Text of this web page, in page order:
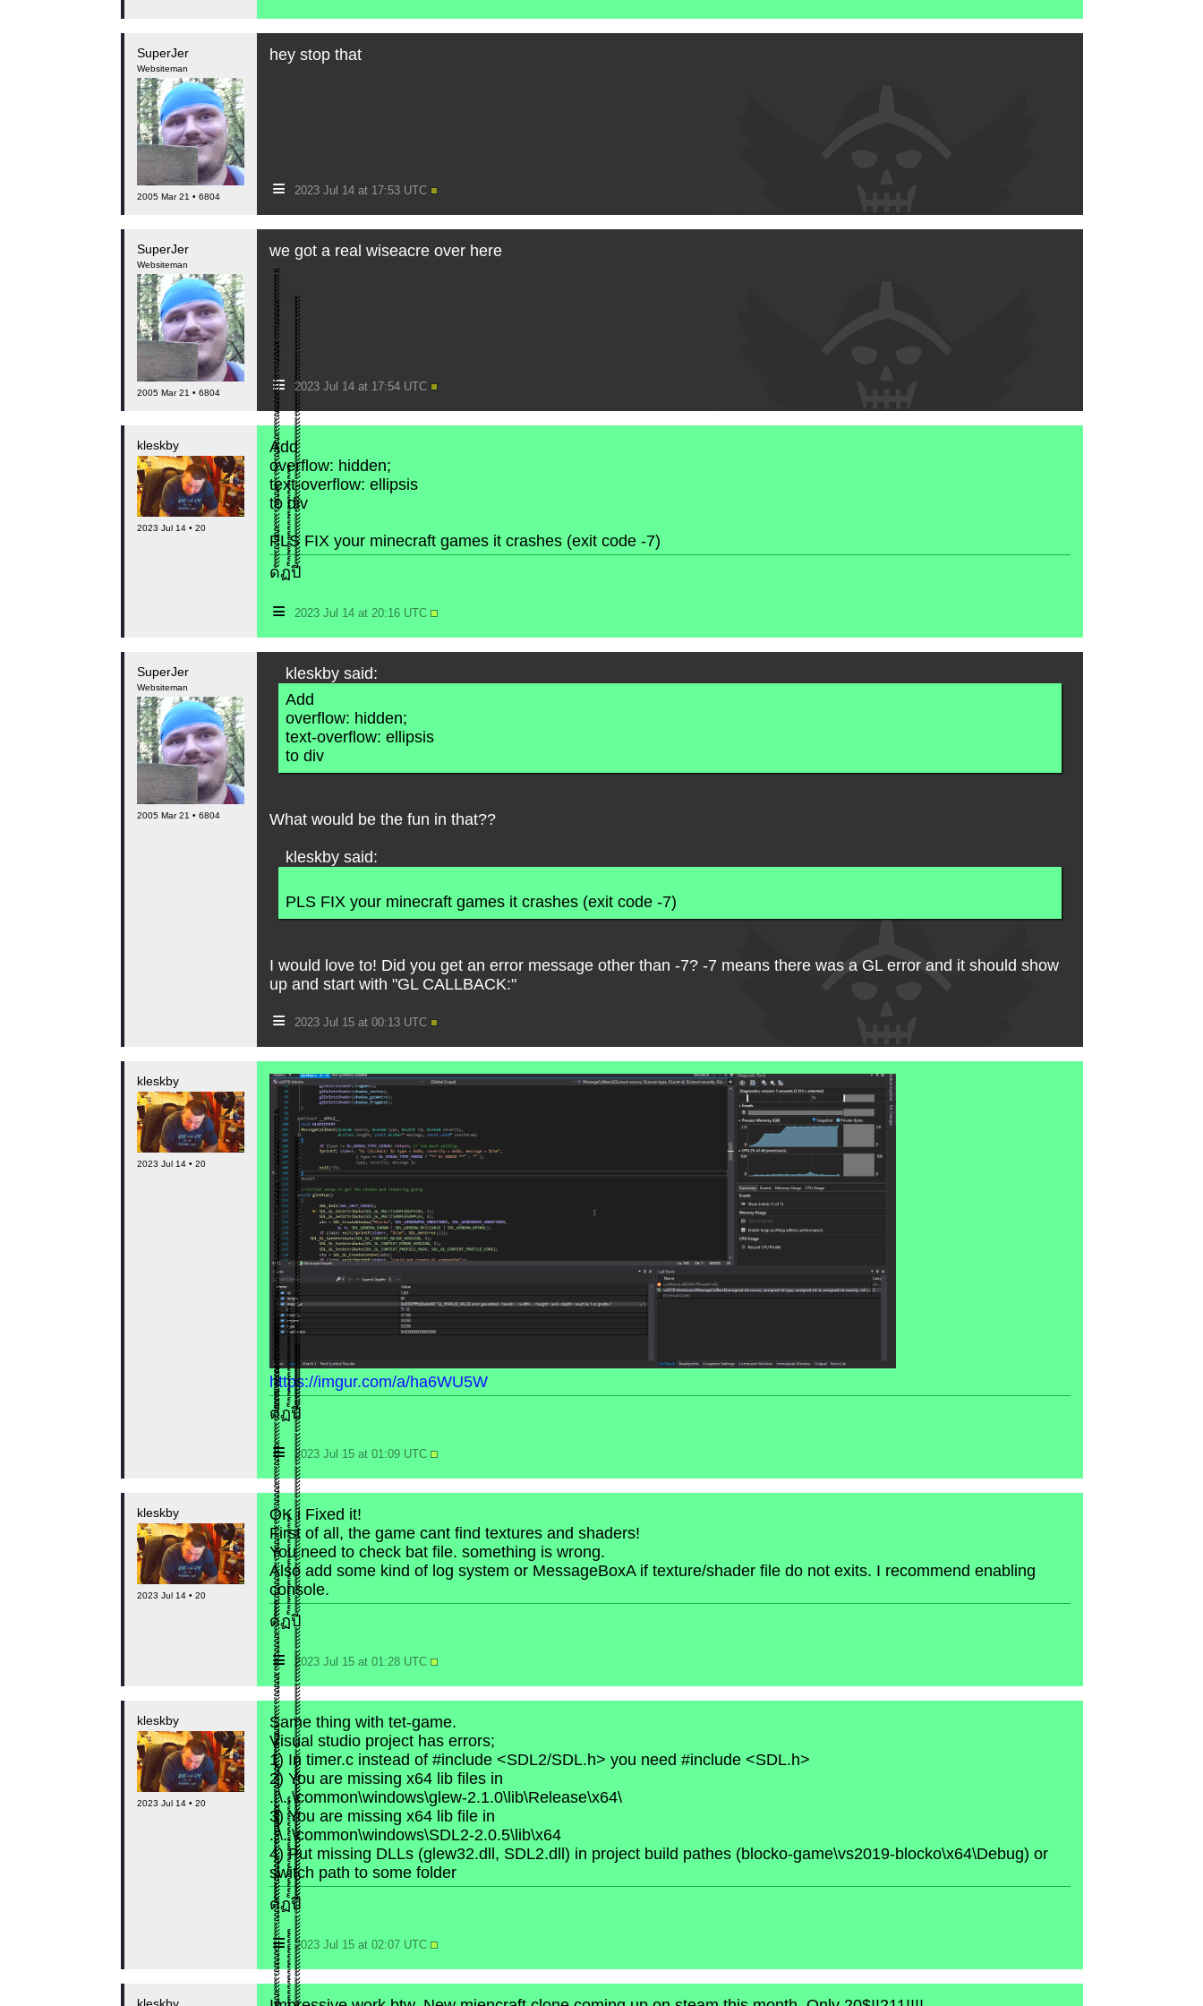
SuperJer
Websiteman
2005 Mar 21 • 6804
hey stop that
≡ 2023 Jul 14 at 17:53 UTC
SuperJer
Websiteman
2005 Mar 21 • 6804
we got a real wiseacre over here
≡ 2023 Jul 14 at 17:54 UTC
kleskby
2023 Jul 14 • 20
Add
overflow: hidden;
text-overflow: ellipsis
to div
PLS FIX your minecraft games it crashes (exit code -7)
​ด้้้้้็็็็็้้้้้็็็็็้้้้้้้้็็็็็้้้้้็็็็็้้้้้้้้็็็็็้้้้้็็็็็้้้้้้้้็ฏ๎๎๎๎๎๎๎๎๎๎๎๎๎๎๎๎๎๎๎๎ปี้้้้้้้้้้้้้้้้้้้้้้้้้้้้้้้้้้้้้้้้้้้้้้้้้้้้้้้้้้้้้้้้้้้้้้้้้
≡ 2023 Jul 14 at 20:16 UTC
SuperJer
Websiteman
2005 Mar 21 • 6804
kleskby said:
Add
overflow: hidden;
text-overflow: ellipsis
to div
What would be the fun in that??
kleskby said:
PLS FIX your minecraft games it crashes (exit code -7)
I would love to! Did you get an error message other than -7? -7 means there was a GL error and it should show
up and start with "GL CALLBACK:"
≡ 2023 Jul 15 at 00:13 UTC
kleskby
2023 Jul 14 • 20
https://imgur.com/a/ha6WU5W
​ด้้้้้็็็็็้้้้้็็็็็้้้้้้้้็็็็็้้้้้็็็็็้้้้้้้้็็็็็้้้้้็็็็็้้้้้้้้็ฏ๎๎๎๎๎๎๎๎๎๎๎๎๎๎๎๎๎๎๎๎ปี้้้้้้้้้้้้้้้้้้้้้้้้้้้้้้้้้้้้้้้้้้้้้้้้้้้้้้้้้้้้้้้้้้้้้้้้้
≡ 2023 Jul 15 at 01:09 UTC
kleskby
2023 Jul 14 • 20
OK i Fixed it!
First of all, the game cant find textures and shaders!
You need to check bat file. something is wrong.
Also add some kind of log system or MessageBoxA if texture/shader file do not exits. I recommend enabling
console.
​ด้้้้้็็็็็้้้้้็็็็็้้้้้้้้็็็็็้้้้้็็็็็้้้้้้้้็็็็็้้้้้็็็็็้้้้้้้้็ฏ๎๎๎๎๎๎๎๎๎๎๎๎๎๎๎๎๎๎๎๎ปี้้้้้้้้้้้้้้้้้้้้้้้้้้้้้้้้้้้้้้้้้้้้้้้้้้้้้้้้้้้้้้้้้้้้้้้้้
≡ 2023 Jul 15 at 01:28 UTC
kleskby
2023 Jul 14 • 20
Same thing with tet-game.
Visual studio project has errors;
1) In timer.c instead of #include <SDL2/SDL.h> you need #include <SDL.h>
2) You are missing x64 lib files in
..\..\common\windows\glew-2.1.0\lib\Release\x64\
3) You are missing x64 lib file in
..\..\common\windows\SDL2-2.0.5\lib\x64
4) Put missing DLLs (glew32.dll, SDL2.dll) in project build pathes (blocko-game\vs2019-blocko\x64\Debug) or
switch path to some folder
​ด้้้้้็็็็็้้้้้็็็็็้้้้้้้้็็็็็้้้้้็็็็็้้้้้้้้็็็็็้้้้้็็็็็้้้้้้้้็ฏ๎๎๎๎๎๎๎๎๎๎๎๎๎๎๎๎๎๎๎๎ปี้้้้้้้้้้้้้้้้้้้้้้้้้้้้้้้้้้้้้้้้้้้้้้้้้้้้้้้้้้้้้้้้้้้้้้้้้
≡ 2023 Jul 15 at 02:07 UTC